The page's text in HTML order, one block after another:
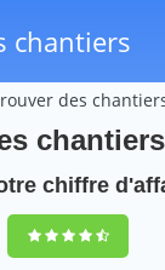
chantiers
des
chiffre